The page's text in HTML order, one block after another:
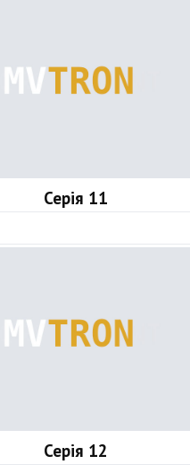
Серія 11
Серія 12